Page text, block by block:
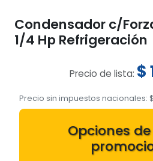
Condensador c/
1/4 Hp Refrigeración
Precio de lista: $
Precio sin impuestos nacionales: $
Opciones